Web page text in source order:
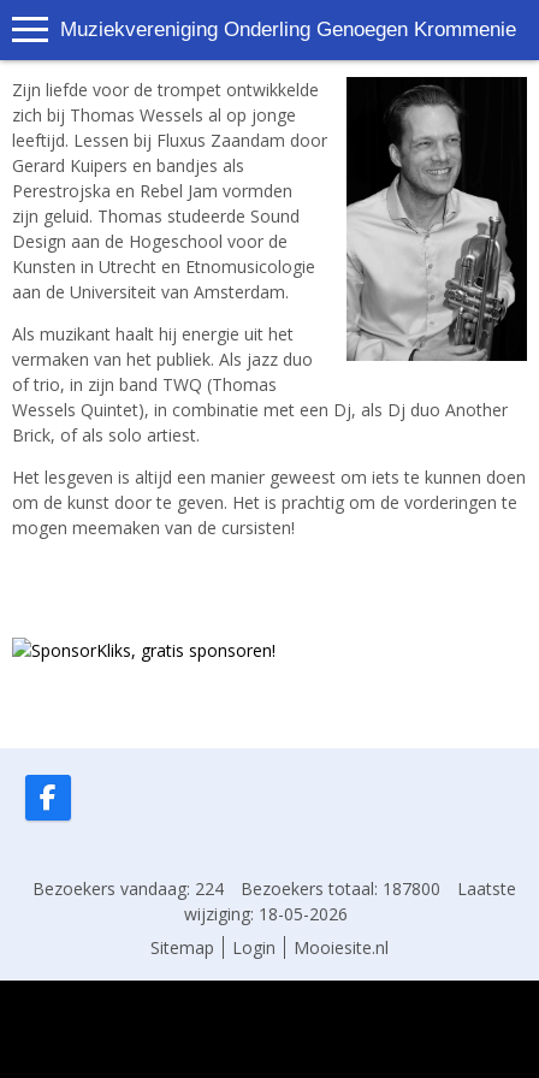
Muziekvereniging Onderling Genoegen Krommenie
Zijn liefde voor de trompet ontwikkelde
zich bij Thomas Wessels al op jonge
leeftijd. Lessen bij Fluxus Zaandam door
Gerard Kuipers en bandjes als
Perestrojska en Rebel Jam vormden
zijn geluid. Thomas studeerde Sound
Design aan de Hogeschool voor de
Kunsten in Utrecht en Etnomusicologie
aan de Universiteit van Amsterdam.
Als muzikant haalt hij energie uit het
vermaken van het publiek. Als jazz duo
of trio, in zijn band TWQ (Thomas
Wessels Quintet), in combinatie met een Dj, als Dj duo Another
Brick, of als solo artiest.
Het lesgeven is altijd een manier geweest om iets te kunnen doen
om de kunst door te geven. Het is prachtig om de vorderingen te
mogen meemaken van de cursisten!
Bezoekers vandaag: 224 Bezoekers totaal: 187800
Laatste
wijziging: 18-05-2026
Sitemap
Login Mooiesite.nl